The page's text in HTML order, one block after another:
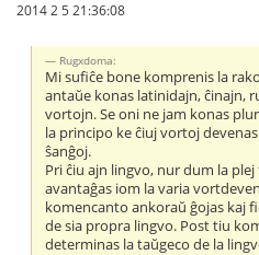
2014 2 5 21:36:08
Rugxdoma:
Mi sufiĉe bone komprenis la
antaŭe konas latinidajn, ĉinajn,
vortojn. Se oni ne jam konas
la principo ke ĉiuj vortoj
ŝanĝoj.
Pri ĉiu ajn lingvo, nur dum la
avantaĝas iom la varia
komencanto ankoraŭ ĝojas kaj
de sia propra lingvo. Post tiu
determinas la taŭgeco de la